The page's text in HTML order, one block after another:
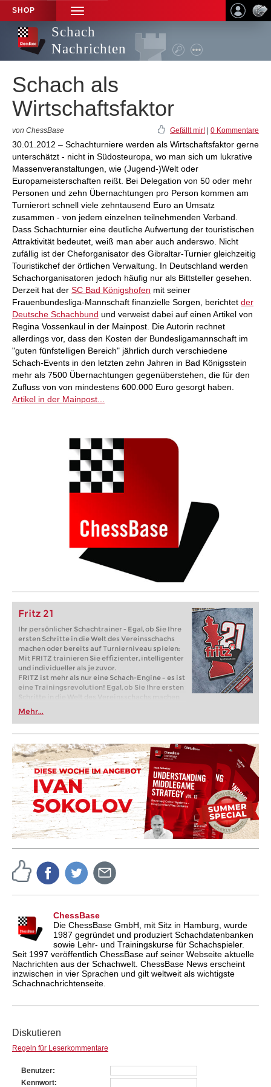
SHOP
TOGGLE
NAVIGATION
Schach
Nachrichten
Schach als
Wirtschaftsfaktor
von ChessBase Gefällt mir! 0 Kommentare
30.01.2012 – Schachturniere werden als Wirtschaftsfaktor gerne
unterschätzt - nicht in Südosteuropa, wo man sich um lukrative
Massenveranstaltungen, wie (Jugend-)Welt oder
Europameisterschaften reißt. Bei Delegation von 50 oder mehr
Personen und zehn Übernachtungen pro Person kommen am
Turnierort schnell viele zehntausend Euro an Umsatz
zusammen - von jedem einzelnen teilnehmenden Verband.
Dass Schachturnier eine deutliche Aufwertung der touristischen
Attraktivität bedeutet, weiß man aber auch anderswo. Nicht
zufällig ist der Cheforganisator des Gibraltar-Turnier gleichzeitig
Touristikchef der örtlichen Verwaltung. In Deutschland werden
Schachorganisatoren jedoch häufig nur als Bittsteller gesehen.
Derzeit hat der SC Bad Königshofen mit seiner
Frauenbundesliga-Mannschaft finanzielle Sorgen, berichtet der
Deutsche Schachbund und verweist dabei auf einen Artikel von
Regina Vossenkaul in der Mainpost. Die Autorin rechnet
allerdings vor, dass den Kosten der Bundesligamannschaft im
"guten fünfstelligen Bereich" jährlich durch verschiedene
Schach-Events in den letzten zehn Jahren in Bad Königsstein
mehr als 7500 Übernachtungen gegenüberstehen, die für den
Zufluss von von mindestens 600.000 Euro gesorgt haben.
Artikel in der Mainpost...
Fritz 21
Ihr persönlicher Schachtrainer - Egal, ob Sie Ihre
ersten Schritte in die Welt des Vereinsschachs
machen oder bereits auf Turnierniveau spielen:
Mit FRITZ trainieren Sie effizienter, intelligenter
und individueller als je zuvor.
FRITZ ist mehr als nur eine Schach-Engine – es ist
eine Trainingsrevolution! Egal, ob Sie Ihre ersten
Schritte in die Welt des Vereinsschachs machen
oder bereits auf Turnierniveau spielen: Mit
FRITZ trainieren Sie effizienter, intelligenter und
individueller als je zuvor.
Mehr...
ChessBase
Die ChessBase GmbH, mit Sitz in Hamburg, wurde
1987 gegründet und produziert Schachdatenbanken
sowie Lehr- und Trainingskurse für Schachspieler.
Seit 1997 veröffentlich ChessBase auf seiner Webseite aktuelle
Nachrichten aus der Schachwelt. ChessBase News erscheint
inzwischen in vier Sprachen und gilt weltweit als wichtigste
Schachnachrichtenseite.
Diskutieren
Regeln für Leserkommentare
Benutzer
Kennwort